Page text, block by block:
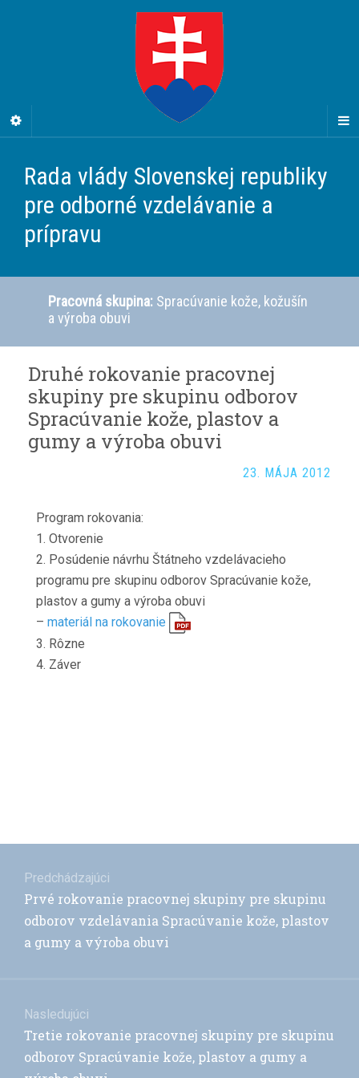
Rada vlády Slovenskej republiky
pre odborné vzdelávanie a
prípravu
Pracovná skupina: Spracúvanie kože, kožušín
a výroba obuvi
Druhé rokovanie pracovnej
skupiny pre skupinu odborov
Spracúvanie kože, plastov a
gumy a výroba obuvi
23. MÁJA 2012
Program rokovania:
1. Otvorenie
2. Posúdenie návrhu Štátneho vzdelávacieho
programu pre skupinu odborov Spracúvanie kože,
plastov a gumy a výroba obuvi
– materiál na rokovanie
3. Rôzne
4. Záver
článku
Predchádzajúci
Previous
post:
Prvé rokovanie pracovnej skupiny pre skupinu
odborov vzdelávania Spracúvanie kože, plastov
a gumy a výroba obuvi
Nasledujúci
Next
post:
Tretie rokovanie pracovnej skupiny pre skupinu
odborov Spracúvanie kože, plastov a gumy a